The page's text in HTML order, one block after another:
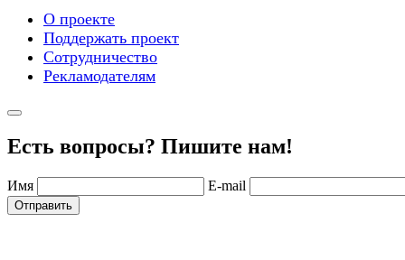
О проекте
Поддержать проект
Сотрудничество
Рекламодателям
Есть вопросы? Пишите нам!
Имя E-mail